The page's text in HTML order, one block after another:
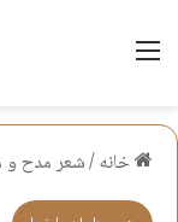
منو
خانه/شعر مدح و